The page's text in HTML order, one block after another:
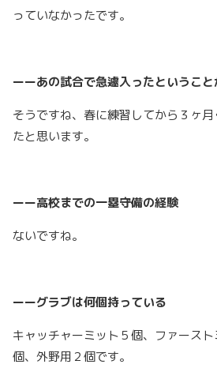
っていなかったです。
ーーあの試合で急遽入ったということ
そうですね、春に練習してから３ヶ
たと思います。
ーー高校までの一塁守備の経験
ないですね。
ーーグラブは何個持っている
キャッチャーミット５個、ファースト
個、外野用２個です。